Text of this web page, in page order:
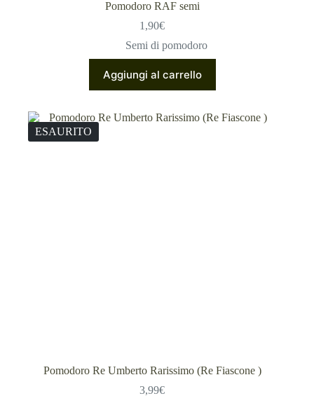
Pomodoro RAF semi
1,90€
Semi di pomodoro
Aggiungi al carrello
ESAURITO
Pomodoro Re Umberto Rarissimo (Re Fiascone )
3,99€